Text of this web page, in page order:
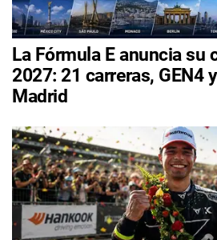
La Fórmula E anuncia su
2027: 21 carreras, GEN4
Madrid